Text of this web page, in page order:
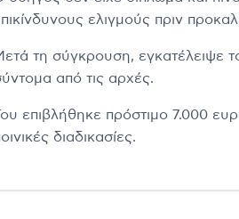
ελιγμούς πριν
τη σύγκρουση, εγκατέλειψε
από τις αρχές.
επιβλήθηκε πρόστιμο 7.000
διαδικασίες.